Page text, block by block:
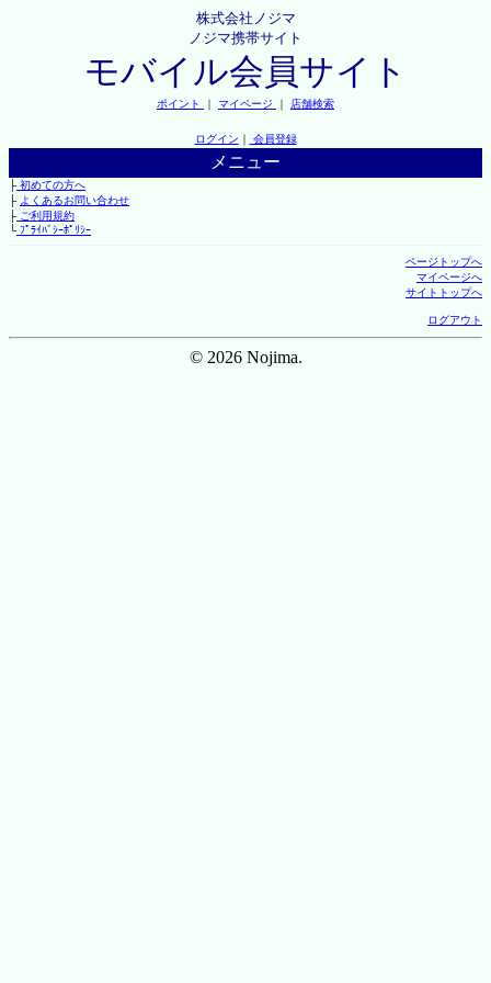
株式会社ノジマ
ノジマ携帯サイト
モバイル会員サイト
ポイント ｜ マイページ ｜ 店舗検索
ログイン ｜ 会員登録
メニュー
├初めての方へ
├ よくあるお問い合わせ
├ご利用規約
└ﾌﾟﾗｲﾊﾞｼｰﾎﾟﾘｼｰ
ページトップへ
マイページへ
サイトトップへ
ログアウト
© 2026 Nojima.